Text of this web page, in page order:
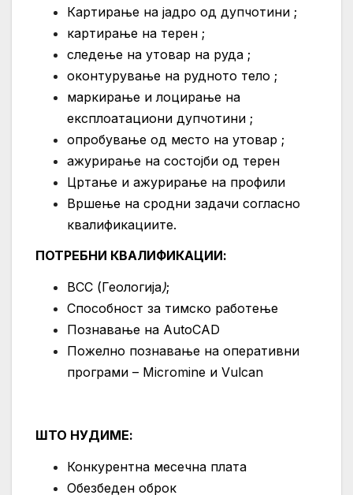
Картирање на јадро од дупчотини ;
картирање на терен ;
следење на утовар на руда ;
оконтурување на рудното тело ;
маркирање и лоцирање на
експлоатациони дупчотини ;
опробување од место на утовар ;
ажурирање на состојби од терен
Цртање и ажурирање на профили
Вршење на сродни задачи согласно
квалификациите.
ПОТРЕБНИ КВАЛИФИКАЦИИ:
ВСС (Геологија);
Способност за тимско работење
Познавање на AutoCAD
Пожелно познавање на оперативни
програми – Micromine и Vulcan
ШТО НУДИМЕ:
Конкурентна месечна плата
Обезбеден оброк